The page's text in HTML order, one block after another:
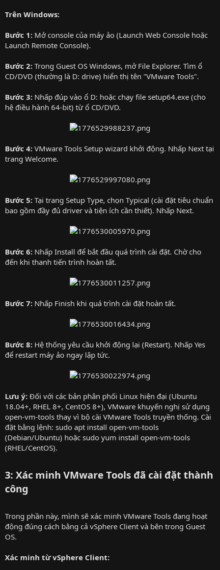
Trên Windows:
Bước 1: Mở console của máy ảo (Launch Web Console hoặc
Launch Remote Console).
Bước 2: Trong Guest OS Windows, mở File Explorer. Tìm ổ
CD/DVD (thường là D: drive) hiển thị tên "VMware Tools".
Bước 3: Nhấp đúp vào ổ D: hoặc chạy file setup64.exe (cho
hệ điều hành 64-bit) từ ổ CD/DVD.
Bước 4: VMware Tools Setup wizard khởi động. Nhấp Next tại
trang Welcome.
Bước 5: Tại trang Setup Type, chọn Typical (cài đặt tiêu chuẩn
bao gồm đầy đủ driver và tiện ích cần thiết). Nhấp Next.
Bước 6: Nhấp Install để bắt đầu quá trình cài đặt. Chờ cho
đến khi thanh tiến trình hoàn tất.
Bước 7: Nhấp Finish khi quá trình cài đặt hoàn tất.
Bước 8: Hệ thống yêu cầu khởi động lại (Restart). Nhấp Yes
để restart máy ảo ngay lập tức.
Lưu ý: Đối với các bản phân phối Linux hiện đại (Ubuntu
18.04+, RHEL 8+, CentOS 8+), VMware khuyến nghị sử dụng
open-vm-tools thay vì bộ cài VMware Tools truyền thống. Cài
đặt bằng lệnh: sudo apt install open-vm-tools
(Debian/Ubuntu) hoặc sudo yum install open-vm-tools
(RHEL/CentOS).
3: Xác minh VMware Tools đã cài đặt thành
công
Trong phần này, mình sẽ xác minh VMware Tools đang hoạt
động đúng cách bằng cả vSphere Client và bên trong Guest
OS.
Xác minh từ vSphere Client: